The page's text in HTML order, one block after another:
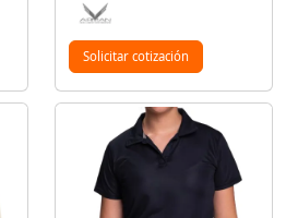
Solicitar cotización